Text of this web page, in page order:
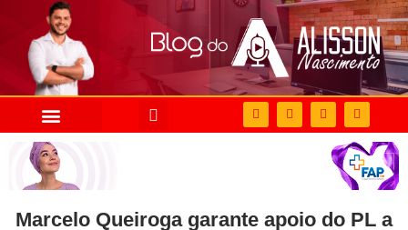
Marcelo Queiroga garante apoio do PL a